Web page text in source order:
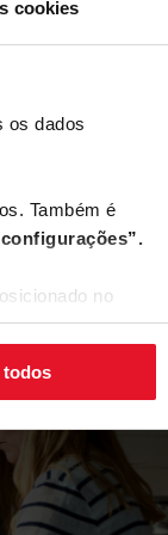
cookies
os dados
Também é
no
todos